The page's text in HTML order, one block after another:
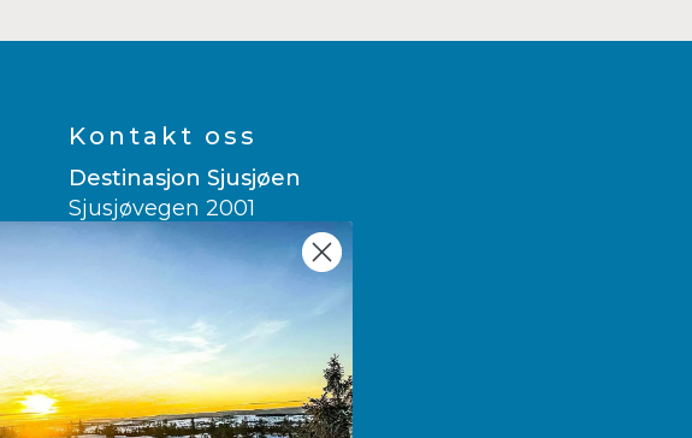
Kontakt oss
Destinasjon Sjusjøen
Sjusjøvegen 2001
2612 Sjusjøen
post@visitsjusjoen.no
Google translate
Norwegian ▼